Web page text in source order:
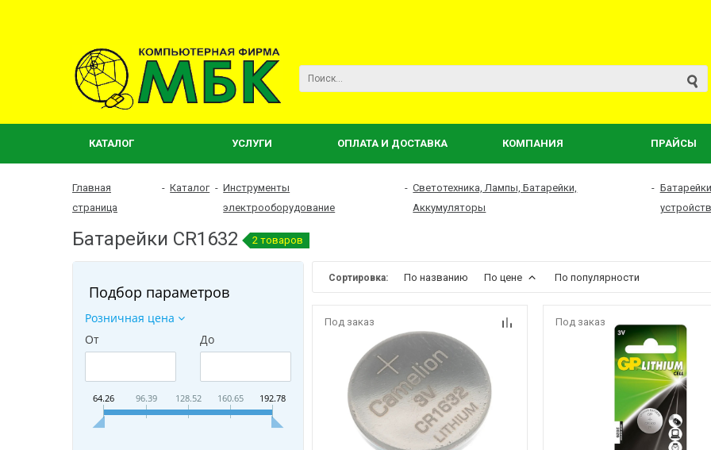
КАТАЛОГ УСЛУГИ ОПЛАТА И ДОСТАВКА КОМПАНИЯ ПРАЙСЫ
Главная
страница
- Каталог - Инструменты
электрооборудование
- Светотехника, Лампы, Батарейки,
Аккумуляторы
-
Батарейки CR1632 2 товаров
Подбор параметров
Розничная цена
От
До
64.26 96.39 128.52 160.65 192.78
Сортировка: По названию По цене По популярности
Под заказ Под заказ